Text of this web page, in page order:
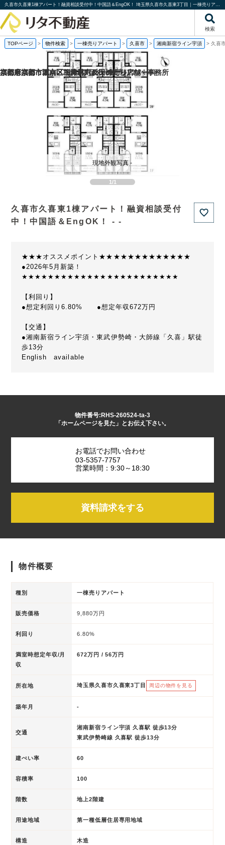
久喜市久喜東1棟アパート！融資相談受付中！中国語＆EngOK！ 埼玉県久喜市久喜東3丁目｜一棟売りアパート｜投資物件や収益物件｜株式会社リタ不動産
検索
TOPページ > 物件検索 > 一棟売りアパート > 久喜市 > 湘南新宿ライン宇須 > 久喜
1/1
現地外観写真 -
久喜市久喜東1棟アパート！融資相談受付
中！中国語＆EngOK！ - -
★★★オススメポイント★★★★★★★★★★★★★
●2026年5月新築！
★★★★★★★★★★★★★★★★★★★★★★★★
【利回り】
●想定利回り6.80% ●想定年収672万円
【交通】
●湘南新宿ライン宇須・東武伊勢崎・大師線「久喜」駅徒
歩13分
English available
物件番号:RHS-260524-ta-3
「ホームページを見た」とお伝え下さい。
お電話でお問い合わせ
03-5357-7757
営業時間：9:30～18:30
資料請求をする
物件概要
種別 一棟売りアパート
販売価格 9,880万円
利回り 6.80%
満室時想定年収/月
収
672万円 / 56万円
所在地 埼玉県久喜市久喜東3丁目 周辺の物件を見る
築年月 -
交通
湘南新宿ライン宇須 久喜駅 徒歩13分
東武伊勢崎線 久喜駅 徒歩13分
建ぺい率 60
容積率 100
階数 地上2階建
用途地域 第一種低層住居専用地域
構造 木造
福岡県福岡市城南区梅林2丁目の一棟売りアパート
京都府京都市西京区下津林六反田の売り店舗・事務所
京都府京都市西京区下津林六反田の
京都府京都市下京区二人司町の一棟売りアパート